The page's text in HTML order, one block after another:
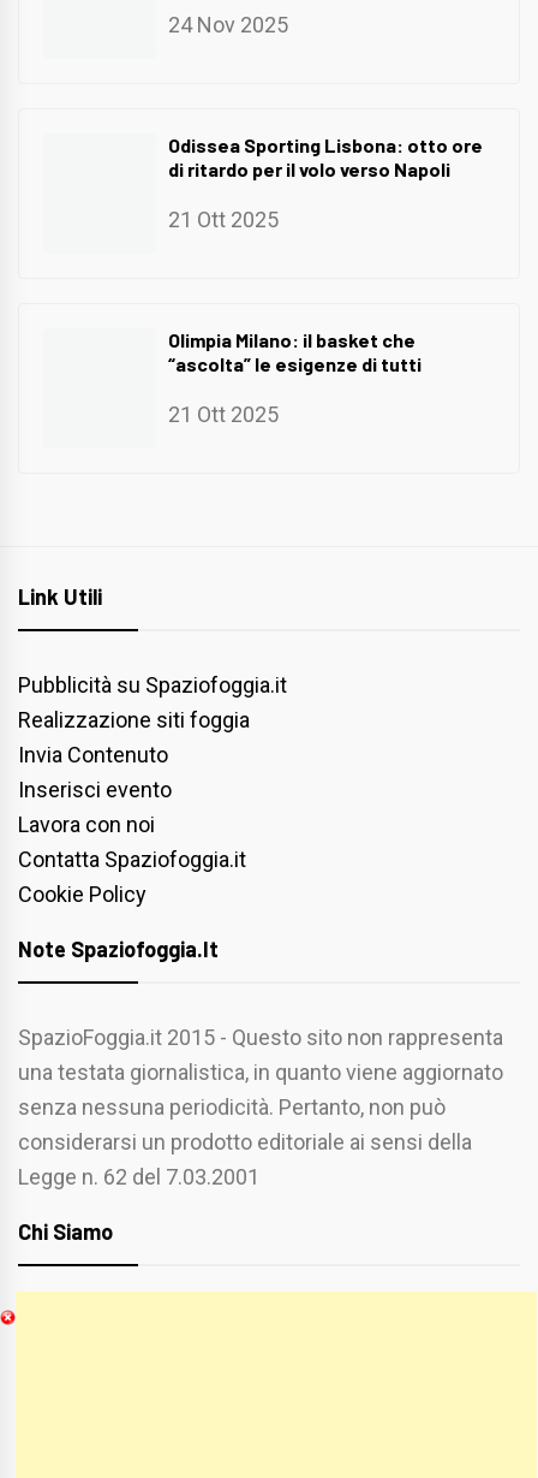
24 Nov 2025
Odissea Sporting Lisbona: otto ore
di ritardo per il volo verso Napoli
21 Ott 2025
Olimpia Milano: il basket che
“ascolta” le esigenze di tutti
21 Ott 2025
Link Utili
Pubblicità su Spaziofoggia.it
Realizzazione siti foggia
Invia Contenuto
Inserisci evento
Lavora con noi
Contatta Spaziofoggia.it
Cookie Policy
Note Spaziofoggia.it
SpazioFoggia.it 2015 - Questo sito non rappresenta
una testata giornalistica, in quanto viene aggiornato
senza nessuna periodicità. Pertanto, non può
considerarsi un prodotto editoriale ai sensi della
Legge n. 62 del 7.03.2001
Chi Siamo